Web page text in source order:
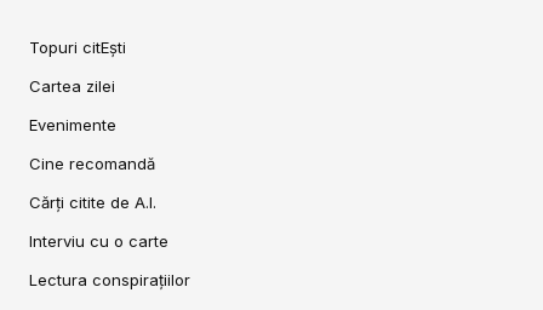
Topuri citEști
Cartea zilei
Evenimente
Cine recomandă
Cărți citite de A.I.
Interviu cu o carte
Lectura conspirațiilor